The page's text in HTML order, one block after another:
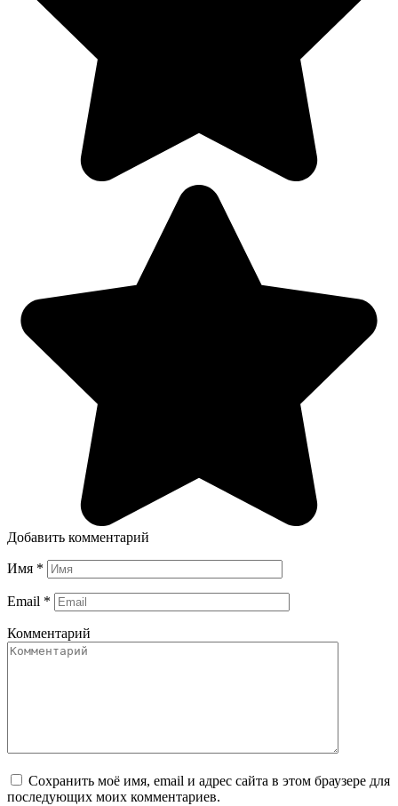
Добавить комментарий
Имя *
Email *
Комментарий
Сохранить моё имя, email и адрес сайта в этом браузере для
последующих моих комментариев.